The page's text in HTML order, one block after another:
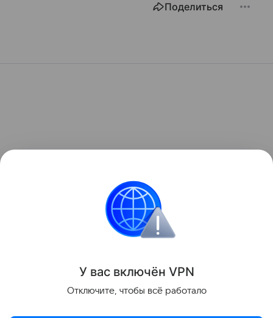
Поделиться
У вас включён VPN
Отключите, чтобы всё работало